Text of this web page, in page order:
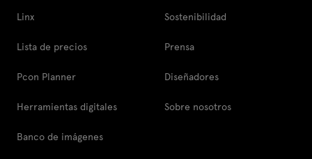
Linx
Lista de precios
Pcon Planner
Herramientas digitales
Banco de imágenes
Sostenibilidad
Prensa
Diseñadores
Sobre nosotros